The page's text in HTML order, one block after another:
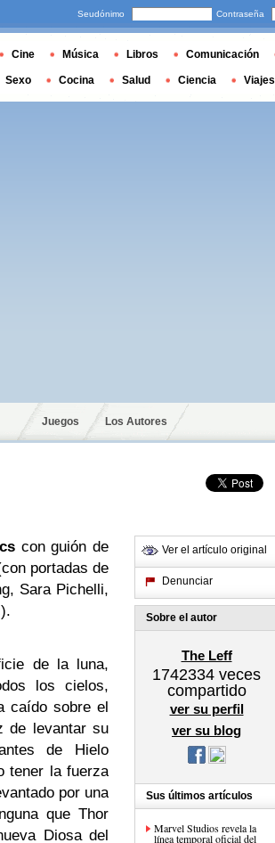
Juegos Los Autores
con guión de
portadas de
Sara Pichelli,
de la luna,
los cielos,
caído sobre el
de levantar su
de Hielo
tener la fuerza
por una
que Thor
Diosa del
Ver el artículo original
Denunciar
Sobre el autor
The Leff
1742334 veces
compartido
ver su perfil
ver su blog
Sus últimos artículos
Marvel Studios revela la
línea temporal oficial del
Seudónimo Contraseña
Cine Música Libros Comunicación
Sexo Cocina Salud Ciencia Viajes